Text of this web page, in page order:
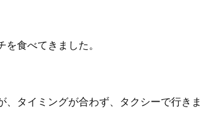
食べてきました。
タイミングが合わず、タクシーで行きま